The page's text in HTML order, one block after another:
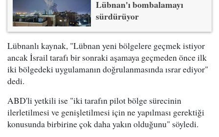
Lübnan'ı bombalamayı
sürdürüyor
Lübnanlı kaynak, "Lübnan yeni bölgelere geçmek istiyor
ancak İsrail tarafı bir sonraki aşamaya geçmeden önce ilk
iki bölgedeki uygulamanın doğrulanmasında ısrar ediyor"
dedi.
ABD'li yetkili ise "iki tarafın pilot bölge sürecinin
ilerletilmesi ve genişletilmesi için ne yapılması gerektiği
konusunda birbirine çok daha yakın olduğunu" söyledi.